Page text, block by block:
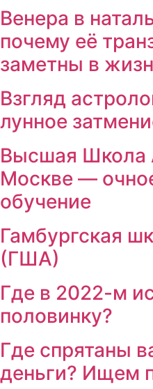
Венера в
почему её
заметны в
Взгляд
лунное
Высшая Школа
Москве —
обучение
Гамбургская
(ГША)
Где в 2022-м
половинку?
Где спрятаны
деньги? Ищем